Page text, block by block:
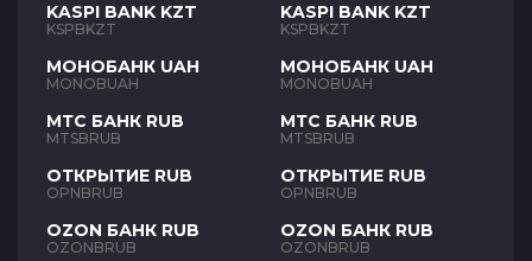
KASPI BANK KZT
KSPBKZT
МОНОБАНК UAH
MONOBUAH
МТС БАНК RUB
MTSBRUB
ОТКРЫТИЕ RUB
OPNBRUB
OZON БАНК RUB
OZONBRUB
KASPI BANK KZT
KSPBKZT
МОНОБАНК UAH
MONOBUAH
МТС БАНК RUB
MTSBRUB
ОТКРЫТИЕ RUB
OPNBRUB
OZON БАНК RUB
OZONBRUB